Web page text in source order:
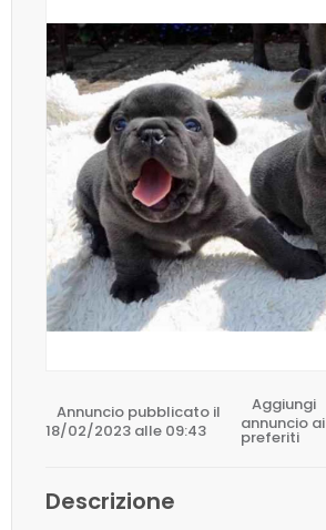
Annuncio pubblicato il
18/02/2023 alle 09:43
Aggiungi
annuncio ai
preferiti
Descrizione